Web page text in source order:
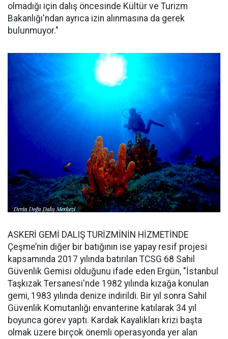
olmadığı için dalış öncesinde Kültür ve Turizm
Bakanlığı'ndan ayrıca izin alınmasına da gerek
bulunmuyor."
ASKERİ GEMİ DALIŞ TURİZMİNİN HİZMETİNDE
Çeşme’nin diğer bir batığının ise yapay resif projesi
kapsamında 2017 yılında batırılan TCSG 68 Sahil
Güvenlik Gemisi olduğunu ifade eden Ergün, "İstanbul
Taşkızak Tersanesi'nde 1982 yılında kızağa konulan
gemi, 1983 yılında denize indirildi. Bir yıl sonra Sahil
Güvenlik Komutanlığı envanterine katılarak 34 yıl
boyunca görev yaptı. Kardak Kayalıkları krizi başta
olmak üzere birçok önemli operasyonda yer alan